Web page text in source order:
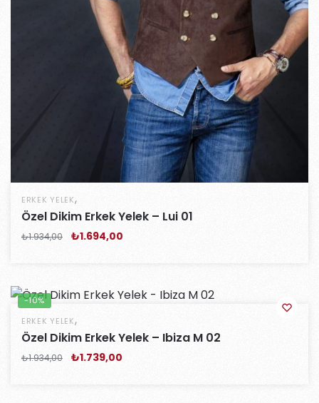
ERKEK YELEK,
Özel Dikim Erkek Yelek – Lui 01
₺1.934,00 ₺1.694,00
-10%
ERKEK YELEK,
Özel Dikim Erkek Yelek – Ibiza M 02
₺1.934,00 ₺1.739,00